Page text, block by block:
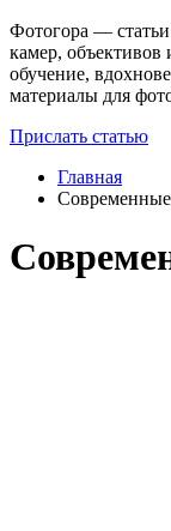
Фотогора —
камер, объективов
обучение,
материалы для
Прислать статью
Главная